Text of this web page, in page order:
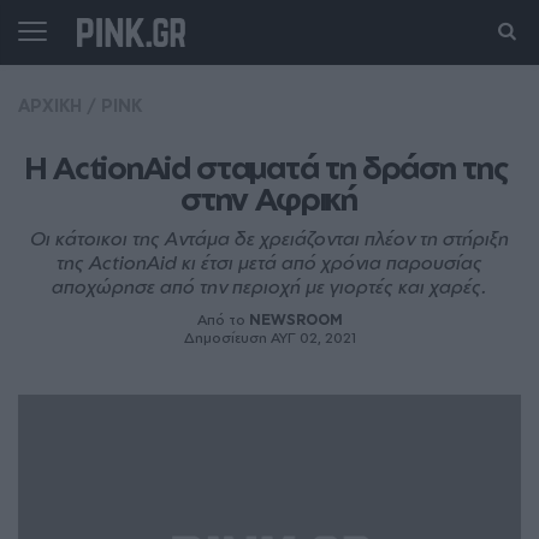
Η ActionAid σταματά τη δράση της
στην Αφρική
Οι κάτοικοι της Αντάμα δε χρειάζονται πλέον τη στήριξη
της ActionAid κι έτσι μετά από χρόνια παρουσίας
αποχώρησε από την περιοχή με γιορτές και χαρές.
Από το NEWSROOM
Δημοσίευση ΑΥΓ 02, 2021